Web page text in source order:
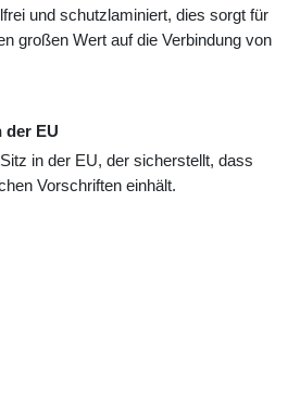
und schutzlaminiert, dies sorgt für
großen Wert auf die Verbindung von
der EU
in der EU, der sicherstellt, dass
Vorschriften einhält.